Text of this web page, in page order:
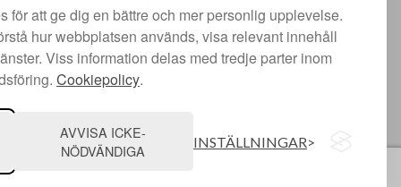
för att ge dig en bättre och mer personlig upplevelse.
hur webbplatsen används, visa relevant innehåll
Viss information delas med tredje parter inom
Cookiepolicy.
AVVISA ICKE-
NÖDVÄNDIGA
INSTÄLLNINGAR
Instagram